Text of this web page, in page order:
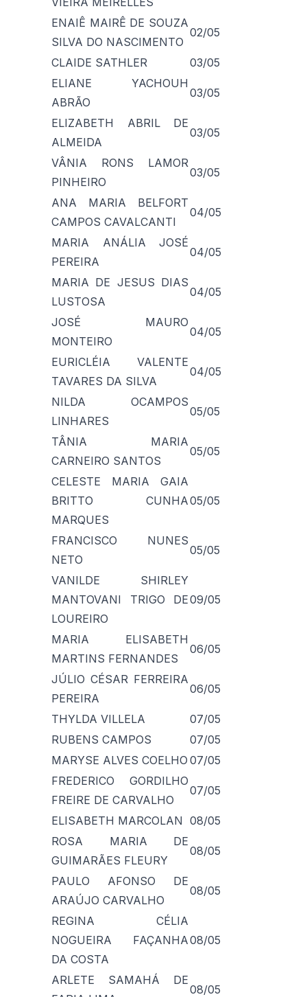
ENAIÊ MAIRÊ DE SOUZA
SILVA DO NASCIMENTO
02/05
CLAIDE SATHLER
03/05
ELIANE YACHOUH
ABRÃO
03/05
ELIZABETH ABRIL DE
ALMEIDA
03/05
VÂNIA RONS LAMOR
PINHEIRO
03/05
ANA MARIA BELFORT
CAMPOS CAVALCANTI
04/05
MARIA ANÁLIA JOSÉ
PEREIRA
04/05
MARIA DE JESUS DIAS
LUSTOSA
04/05
JOSÉ MAURO
MONTEIRO
04/05
EURICLÉIA VALENTE
TAVARES DA SILVA
04/05
NILDA OCAMPOS
LINHARES
05/05
TÂNIA MARIA
CARNEIRO SANTOS
05/05
CELESTE MARIA GAIA
BRITTO CUNHA
MARQUES
05/05
FRANCISCO NUNES
NETO
05/05
VANILDE SHIRLEY
MANTOVANI TRIGO DE
LOUREIRO
09/05
MARIA ELISABETH
MARTINS FERNANDES
06/05
JÚLIO CÉSAR FERREIRA
PEREIRA
06/05
THYLDA VILLELA
07/05
RUBENS CAMPOS
07/05
MARYSE ALVES COELHO 07/05
FREDERICO GORDILHO
FREIRE DE CARVALHO
07/05
ELISABETH MARCOLAN 08/05
ROSA MARIA DE
GUIMARÃES FLEURY
08/05
PAULO AFONSO DE
ARAÚJO CARVALHO
08/05
REGINA CÉLIA
NOGUEIRA FAÇANHA
DA COSTA
08/05
ARLETE SAMAHÁ DE
08/05